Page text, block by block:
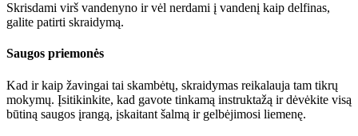
Skrisdami virš vandenyno ir vėl nerdami į vandenį kaip delfinas,
galite patirti skraidymą.
Saugos priemonės
Kad ir kaip žavingai tai skambėtų, skraidymas reikalauja tam tikrų
mokymų. Įsitikinkite, kad gavote tinkamą instruktažą ir dėvėkite visą
būtiną saugos įrangą, įskaitant šalmą ir gelbėjimosi liemenę.